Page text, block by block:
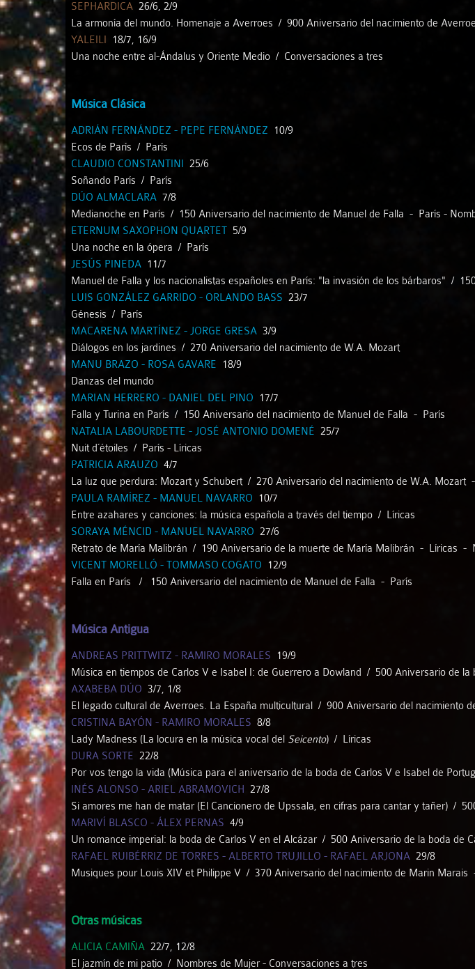
Graci Rodríguez - Manuel Soto
Luis González Garrido - Orlando
Manu Brazo - Rosa Gavare
Patricia Arauzo
Paula Ramírez - Manuel
Rafael Ruibérriz - Alberto Trujillo -
Soraya Méncid - Manuel
SEPHARDICA 26/6, 2/9
La armonía del mundo. Homenaje a Averroes / 900 Aniversario del nacimiento de
YALEILI
18/7, 16/9
Una noche entre al-Ándalus y Oriente Medio / Conversaciones a tres
Música Clásica
ADRIÁN FERNÁNDEZ - PEPE FERNÁNDEZ 10/9
Ecos de París / París
CLAUDIO CONSTANTINI
25/6
Soñando París / París
DÚO ALMACLARA 7/8
Medianoche en París / 150 Aniversario del nacimiento de Manuel de Falla - París -
ETERNUM SAXOPHON QUARTET 5/9
Una noche en la ópera / París
JESÚS PINEDA 11/7
Manuel de Falla y los nacionalistas españoles en París: "la invasión de los bárbaros" /
LUIS GONZÁLEZ GARRIDO - ORLANDO BASS 23/7
Génesis / París
MACARENA MARTÍNEZ - JORGE GRESA 3/9
Diálogos en los jardines / 270 Aniversario del nacimiento de W.A. Mozart
MANU BRAZO - ROSA GAVARE 18/9
Danzas del mundo
MARIAN HERRERO - DANIEL DEL PINO 17/7
Falla y Turina en París / 150 Aniversario del nacimiento de Manuel de Falla - París
NATALIA LABOURDETTE - JOSÉ ANTONIO DOMENÉ 25/7
Nuit d´étoiles / París - Líricas
PATRICIA ARAUZO 4/7
La luz que perdura: Mozart y Schubert / 270 Aniversario del nacimiento de W.A. Mozart
PAULA RAMÍREZ - MANUEL NAVARRO 10/7
Entre azahares y canciones: la música española a través del tiempo / Líricas
SORAYA MÉNCID - MANUEL NAVARRO 27/6
Retrato de María Malibrán / 190 Aniversario de la muerte de María Malibrán - Líricas -
VICENT MORELLÓ - TOMMASO COGATO 12/9
Falla en París / 150 Aniversario del nacimiento de Manuel de Falla - París
Música Antigua
ANDREAS PRITTWITZ - RAMIRO MORALES 19/9
Música en tiempos de Carlos V e Isabel I: de Guerrero a Dowland / 500 Aniversario de
AXABEBA DÚO 3/7, 1/8
El legado cultural de Averroes. La España multicultural / 900 Aniversario del nacimiento
CRISTINA BAYÓN - RAMIRO MORALES 8/8
Lady Madness (La locura en la música vocal del Seicento) / Líricas
DURA SORTE 22/8
Por vos tengo la vida (Música para el aniversario de la boda de Carlos V e Isabel de
INÉS ALONSO - ARIEL ABRAMOVICH 27/8
Si amores me han de matar (El Cancionero de Upssala, en cifras para cantar y tañer) /
MARIVÍ BLASCO - ÁLEX PERNAS 4/9
Un romance imperial: la boda de Carlos V en el Alcázar / 500 Aniversario de la boda de
RAFAEL RUIBÉRRIZ DE TORRES - ALBERTO TRUJILLO - RAFAEL ARJONA 29/8
Musiques pour Louis XIV et Philippe V / 370 Aniversario del nacimiento de Marin Marais
Otras músicas
ALICIA CAMIÑA 22/7, 12/8
El jazmín de mi patio / Nombres de Mujer - Conversaciones a tres